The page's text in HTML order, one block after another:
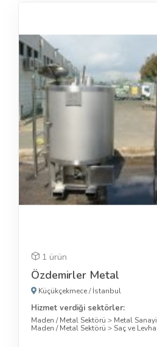
1 ürün
Özdemirler Metal
Küçükçekmece/İstanbul
Hizmet verdiği sektörler:
Maden / Metal Sektörü > Metal Sanayi
Maden / Metal Sektörü > Saç ve Levha